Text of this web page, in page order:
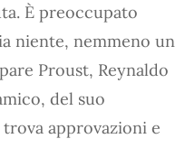
È preoccupato
niente, nemmeno un
Proust, Reynaldo
del suo
approvazioni e